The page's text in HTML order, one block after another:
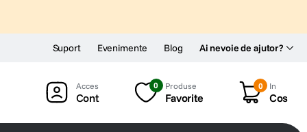
Ai nevoie de ajutor?
Suport Evenimente Blog
Cont
0 Produse
Favorite
0 In
Cos